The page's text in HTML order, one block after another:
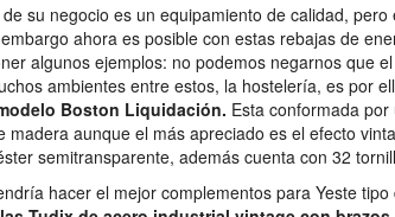
su negocio es un equipamiento de calidad,
ahora es posible con estas rebajas de
algunos ejemplos: no podemos negarnos que
ambientes entre estos, la hostelería, es por
Boston Liquidación. Esta conformada
madera aunque el más apreciado es el efecto
semitransparente, además cuenta con 32
hacer el mejor complementos para Yeste